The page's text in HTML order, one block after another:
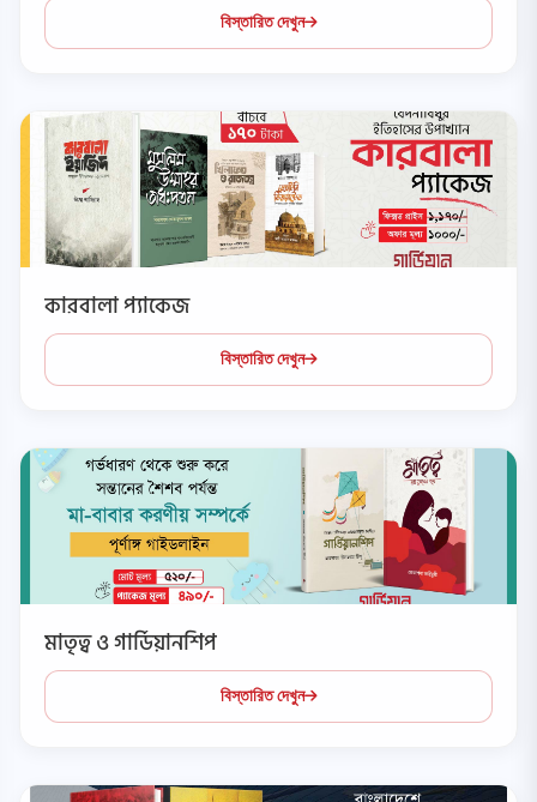
বিস্তারিত দেখুন
কারবালা প্যাকেজ
বিস্তারিত দেখুন
মাতৃত্ব ও গার্ডিয়ানশিপ
বিস্তারিত দেখুন